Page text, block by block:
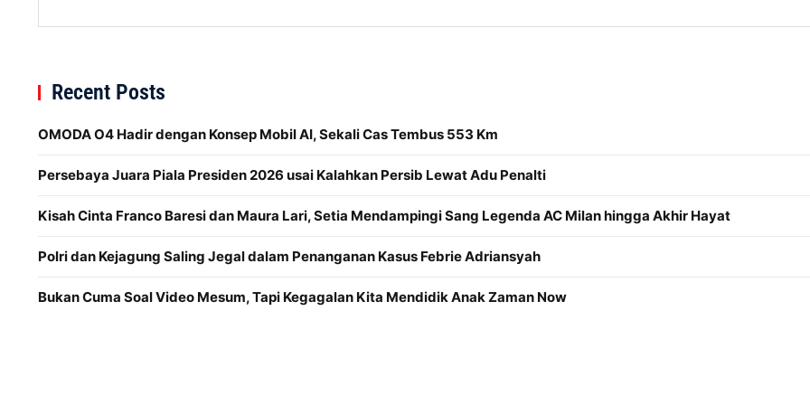
Recent Posts
OMODA O4 Hadir dengan Konsep Mobil AI, Sekali Cas Tembus 553 Km
Persebaya Juara Piala Presiden 2026 usai Kalahkan Persib Lewat Adu Penalti
Kisah Cinta Franco Baresi dan Maura Lari, Setia Mendampingi Sang Legenda AC Milan hingga Akhir Hayat
Polri dan Kejagung Saling Jegal dalam Penanganan Kasus Febrie Adriansyah
Bukan Cuma Soal Video Mesum, Tapi Kegagalan Kita Mendidik Anak Zaman Now